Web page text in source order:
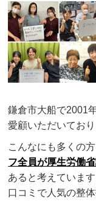
鎌倉市大船で2001
愛顧いただいてお
こんなにも多くの
フ全員が厚生労働
あると考えています
口コミで人気の整